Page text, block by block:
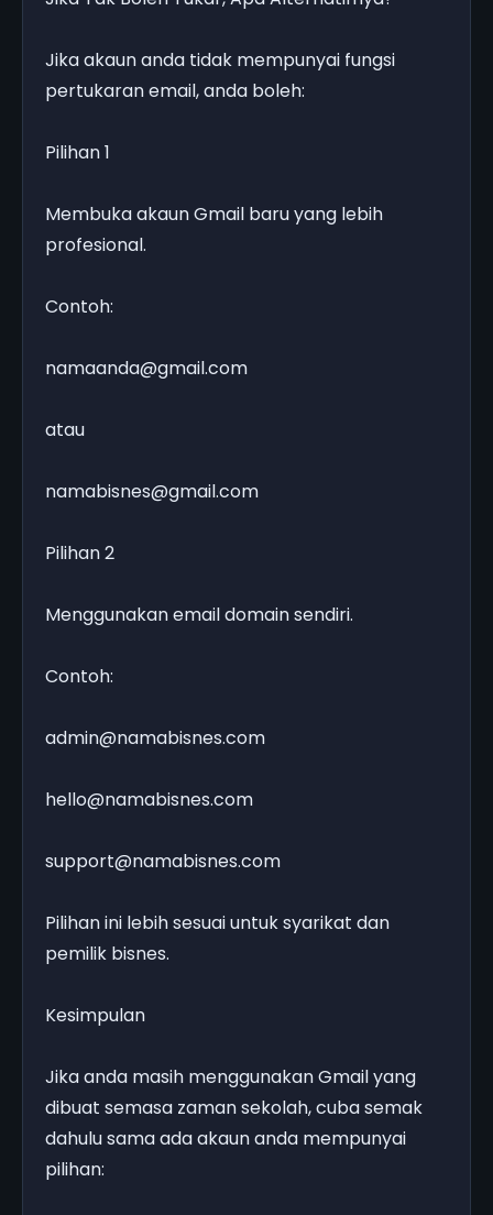
Jika akaun anda tidak mempunyai fungsi
pertukaran email, anda boleh:
Pilihan 1
Membuka akaun Gmail baru yang lebih
profesional.
Contoh:
namaanda@gmail.com
atau
namabisnes@gmail.com
Pilihan 2
Menggunakan email domain sendiri.
Contoh:
admin@namabisnes.com
hello@namabisnes.com
support@namabisnes.com
Pilihan ini lebih sesuai untuk syarikat dan
pemilik bisnes.
Kesimpulan
Jika anda masih menggunakan Gmail yang
dibuat semasa zaman sekolah, cuba semak
dahulu sama ada akaun anda mempunyai
pilihan: